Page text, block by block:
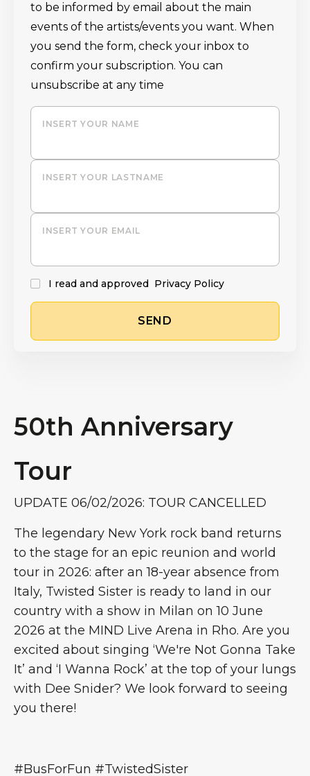
to be informed by email about the main
events of the artists/events you want. When
you send the form, check your inbox to
confirm your subscription. You can
unsubscribe at any time
INSERT YOUR NAME
INSERT YOUR LASTNAME
INSERT YOUR EMAIL
I read and approved Privacy Policy
SEND
50th Anniversary
Tour
UPDATE 06/02/2026: TOUR CANCELLED
The legendary New York rock band returns
to the stage for an epic reunion and world
tour in 2026: after an 18-year absence from
Italy, Twisted Sister is ready to land in our
country with a show in Milan on 10 June
2026 at the MIND Live Arena in Rho. Are you
excited about singing ‘We're Not Gonna Take
It’ and ‘I Wanna Rock’ at the top of your lungs
with Dee Snider? We look forward to seeing
you there!
#BusForFun #TwistedSister